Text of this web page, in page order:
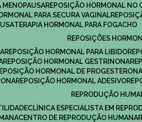
MENOPAUSA
REPOSIÇÃO HORMONAL NO
PARA SECURA VAGINAL
TERAPIA HORMONAL PARA FOGACHO
REPOSIÇÕES
REPOSIÇÃO HORMONAL PARA LIBIDO
REPOSIÇÃO HORMONAL GESTRINONA
REPOSIÇÃO HORMONAL DE PROGESTERONA
REPOSIÇÃO HORMONAL ADESIVO
REPRODUÇÃO
CLÍNICA ESPECIALISTA EM
CENTRO DE REPRODUÇÃO HUMANA